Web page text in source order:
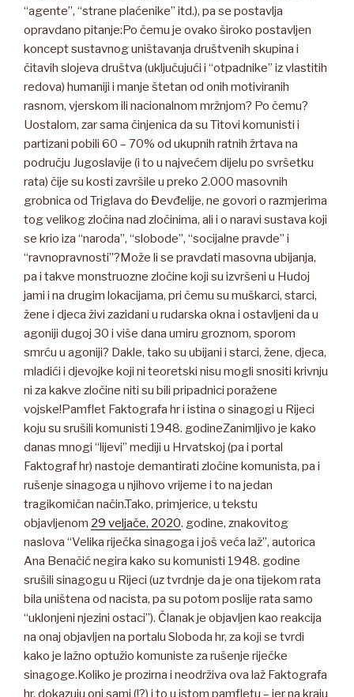
“agente”, “strane plaćenike” itd.), pa se postavlja
opravdano pitanje:Po čemu je ovako široko postavljen
koncept sustavnog uništavanja društvenih skupina i
čitavih slojeva društva (uključujući i “otpadnike” iz vlastitih
redova) humaniji i manje štetan od onih motiviranih
rasnom, vjerskom ili nacionalnom mržnjom? Po čemu?
Uostalom, zar sama činjenica da su Titovi komunisti i
partizani pobili 60 – 70% od ukupnih ratnih žrtava na
području Jugoslavije (i to u najvećem dijelu po svršetku
rata) čije su kosti završile u preko 2.000 masovnih
grobnica od Triglava do Đevđelije, ne govori o razmjerima
tog velikog zločina nad zločinima, ali i o naravi sustava koji
se krio iza “naroda”, “slobode”, “socijalne pravde” i
“ravnopravnosti”?Može li se pravdati masovna ubijanja,
pa i takve monstruozne zločine koji su izvršeni u Hudoj
jami i na drugim lokacijama, pri čemu su muškarci, starci,
žene i djeca živi zazidani u rudarska okna i ostavljeni da u
agoniji dugoj 30 i više dana umiru groznom, sporom
smrću u agoniji? Dakle, tako su ubijani i starci, žene, djeca,
mladići i djevojke koji ni teoretski nisu mogli snositi krivnju
ni za kakve zločine niti su bili pripadnici poražene
vojske!Pamflet Faktografa hr i istina o sinagogi u Rijeci
koju su srušili komunisti 1948. godineZanimljivo je kako
danas mnogi “lijevi” mediji u Hrvatskoj (pa i portal
Faktograf hr) nastoje demantirati zločine komunista, pa i
rušenje sinagoga u njihovo vrijeme i to na jedan
tragikomičan način.Tako, primjerice, u tekstu
objavljenom 29 veljače, 2020. godine, znakovitog
naslova “Velika riječka sinagoga i još veća laž”, autorica
Ana Benačić negira kako su komunisti 1948. godine
srušili sinagogu u Rijeci (uz tvrdnje da je ona tijekom rata
bila uništena od nacista, pa su potom poslije rata samo
“uklonjeni njezini ostaci”). Članak je objavljen kao reakcija
na onaj objavljen na portalu Sloboda hr, za koji se tvrdi
kako je lažno optužio komuniste za rušenje riječke
sinagoge.Koliko je prozirna i neodrživa ova laž Faktografa
hr, dokazuju oni sami (!?) i to u istom pamfletu – jer na kraju